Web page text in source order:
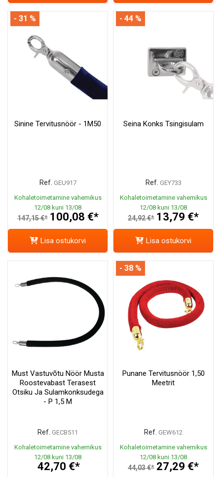
Sinine Tervitusnöör - 1M50
Ref. GEU917
Kohaletoimetamine vahemikus
12/08 kuni 13/08
147,15 €* 100,08 €*
- 31 %
Lisa ostukorvi
Seina Konks Tsingisulam
Ref. GEY733
Kohaletoimetamine vahemikus
12/08 kuni 13/08
24,92 €* 13,79 €*
- 44 %
Lisa ostukorvi
Must Vastuvõtu Nöör Musta
Roostevabast Terasest
Otsiku Ja Sulamkonksudega
- P 1,5 M
Ref. GECB511
Kohaletoimetamine vahemikus
12/08 kuni 13/08
42,70 €*
Punane Tervitusnöör 1,50
Meetrit
Ref. GEW612
Kohaletoimetamine vahemikus
12/08 kuni 13/08
44,03 €* 27,29 €*
- 38 %